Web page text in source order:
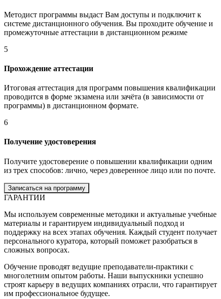
Методист программы выдаст Вам доступы и подключит к
системе дистанционного обучения. Вы проходите обучение и
промежуточные аттестации в дистанционном режиме
5
Прохождение аттестации
Итоговая аттестация для программ повышения квалификации
проводится в форме экзамена или зачёта (в зависимости от
программы) в дистанционном формате.
6
Получение удостоверения
Получите удостоверение о повышении квалификации одним
из трех способов: лично, через доверенное лицо или по почте.
Записаться на программу
ГАРАНТИИ
Мы используем современные методики и актуальные учебные
материалы и гарантируем индивидуальный подход и
поддержку на всех этапах обучения. Каждый студент получает
персонального куратора, который поможет разобраться в
сложных вопросах.
Обучение проводят ведущие преподаватели-практики с
многолетним опытом работы. Наши выпускники успешно
строят карьеру в ведущих компаниях отрасли, что гарантирует
им профессиональное будущее.